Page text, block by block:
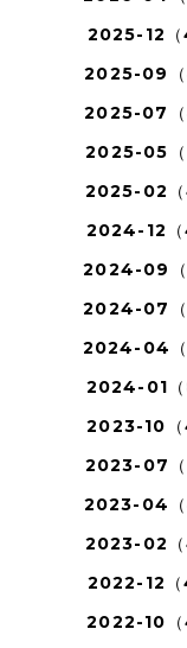
2025-12（
2025-09（
2025-07（
2025-05（
2025-02（
2024-12（
2024-09（
2024-07（
2024-04（
2024-01（
2023-10（
2023-07（
2023-04（
2023-02（
2022-12（
2022-10（